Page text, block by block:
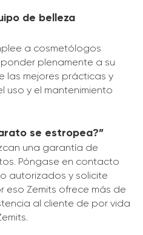
de belleza
a cosmetólogos
plenamente a su
las mejores prácticas y
uso y el mantenimiento
se estropea?”
una garantía de
Póngase en contacto
autorizados y solicite
eso Zemits ofrece más de
al cliente de por vida